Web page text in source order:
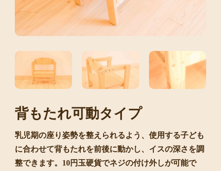
背もたれ可動タイプ
乳児期の座り姿勢を整えられるよう、使用する子ども
に合わせて背もたれを前後に動かし、イスの深さを調
整できます。10円玉硬貨でネジの付け外しが可能で